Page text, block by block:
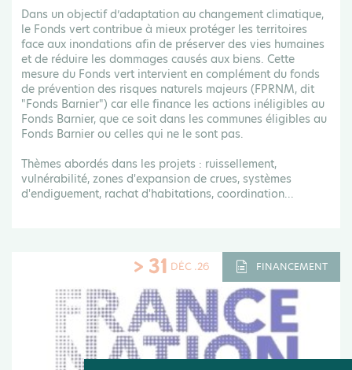
Dans un objectif d’adaptation au changement climatique,
le Fonds vert contribue à mieux protéger les territoires
face aux inondations afin de préserver des vies humaines
et de réduire les dommages causés aux biens. Cette
mesure du Fonds vert intervient en complément du fonds
de prévention des risques naturels majeurs (FPRNM, dit
"Fonds Barnier") car elle finance les actions inéligibles au
Fonds Barnier, que ce soit dans les communes éligibles au
Fonds Barnier ou celles qui ne le sont pas.
Thèmes abordés dans les projets : ruissellement,
vulnérabilité, zones d'expansion de crues, systèmes
d'endiguement, rachat d'habitations, coordination...
> 31 DÉC .26 FINANCEMENT